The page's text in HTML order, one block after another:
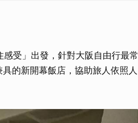
受」出發，針對大阪自由行最常
的新開幕飯店，協助旅人依照人